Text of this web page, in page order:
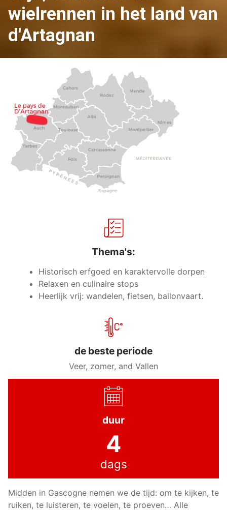
wielrennen in het land van
d'Artagnan
Thema's:
Historisch erfgoed en karaktervolle dorpen
Relaxen en culinaire stops
Heerlijk vrij: wandelen, fietsen, ballonvaart.
de beste periode
Veer, zomer, and Vallen
duur
4
dags
Midden in Gascogne nemen we de tijd: om te kijken, te
ruiken, te luisteren, te voelen, te proeven… Alle